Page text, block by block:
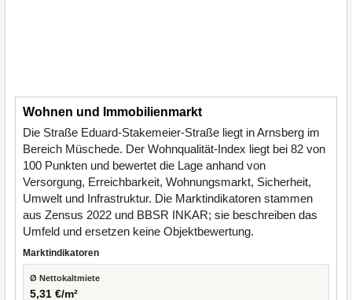
Wohnen und Immobilienmarkt
Die Straße Eduard-Stakemeier-Straße liegt in Arnsberg im
Bereich Müschede. Der Wohnqualität-Index liegt bei 82 von
100 Punkten und bewertet die Lage anhand von
Versorgung, Erreichbarkeit, Wohnungsmarkt, Sicherheit,
Umwelt und Infrastruktur. Die Marktindikatoren stammen
aus Zensus 2022 und BBSR INKAR; sie beschreiben das
Umfeld und ersetzen keine Objektbewertung.
Marktindikatoren
Ø Nettokaltmiete
5,31 €/m²